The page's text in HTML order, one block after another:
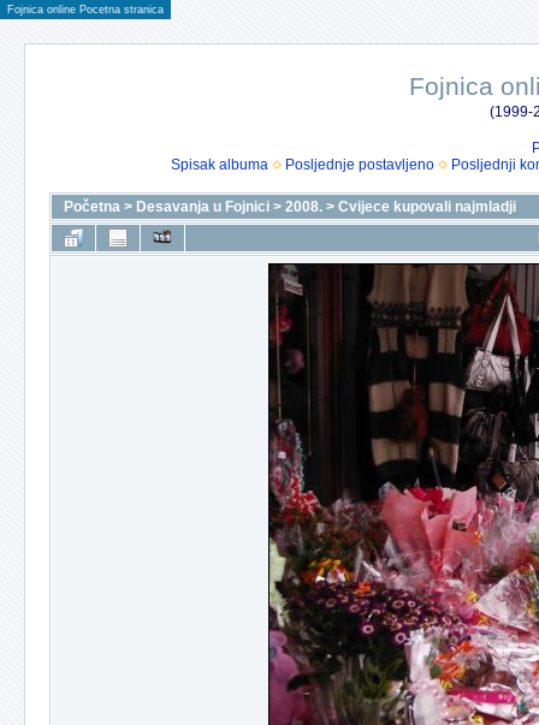
Fojnica online Pocetna stranica
Fojnica
(1999-
Spisak albuma
Posljednje postavljeno Posljednji
Početna > Desavanja u Fojnici > 2008. > Cvijece kupovali najmladji